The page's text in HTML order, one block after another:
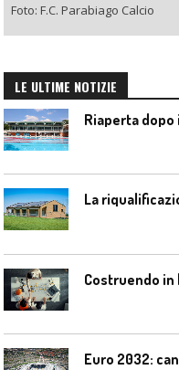
Foto: F.C. Parabiago Calcio
LE ULTIME NOTIZIE
Riaperta dopo
La
Costruendo
Euro 2032: